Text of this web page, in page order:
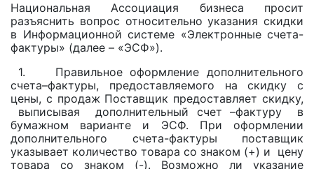
Национальная Ассоциация бизнеса просит
разъяснить вопрос относительно указания скидки
в Информационной системе «Электронные счета-
фактуры» (далее – «ЭСФ»).
1. Правильное оформление дополнительного
счета–фактуры, предоставляемого на скидку с
цены, с продаж Поставщик предоставляет скидку,
выписывая дополнительный счет –фактуру в
бумажном варианте и ЭСФ. При оформлении
дополнительного счета-фактуры поставщик
указывает количество товара со знаком (+) и цену
товара со знаком (-). Возможно ли указание